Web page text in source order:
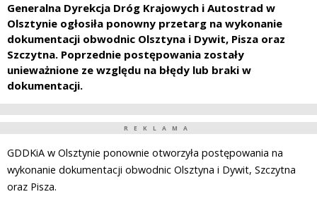
Generalna Dyrekcja Dróg Krajowych i Autostrad w
Olsztynie ogłosiła ponowny przetarg na wykonanie
dokumentacji obwodnic Olsztyna i Dywit, Pisza oraz
Szczytna. Poprzednie postępowania zostały
unieważnione ze względu na błędy lub braki w
dokumentacji.
REKLAMA
GDDKiA w Olsztynie ponownie otworzyła postępowania na
wykonanie dokumentacji obwodnic Olsztyna i Dywit, Szczytna
oraz Pisza.